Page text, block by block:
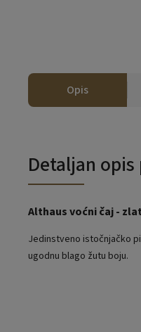
Opis
Detaljan
Althaus voćni čaj -
Jedinstveno istočnjačko
ugodnu blago žutu boju.